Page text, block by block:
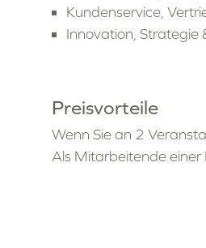
Kundenservice,
Innovation, Strategie
Preisvorteile
Als Mitarbeitende einer